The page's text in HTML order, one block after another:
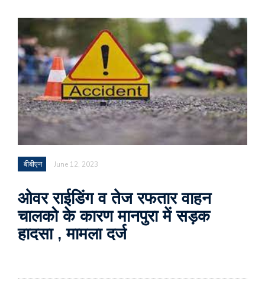
बीबीएन June 12, 2023
ओवर राईडिंग व तेज रफतार वाहन
चालको के कारण मानपुरा में सड़क
हादसा , मामला दर्ज